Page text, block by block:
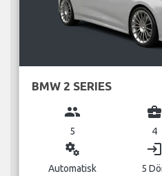
BMW 2 SERIES
group
5
business_center
4
miscellaneous_services
Automatisk
login
5